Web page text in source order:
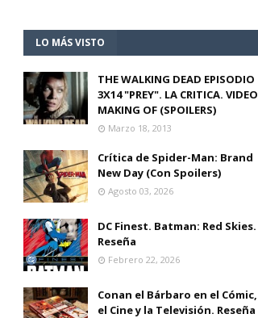
LO MÁS VISTO
THE WALKING DEAD EPISODIO
3X14 "PREY". LA CRITICA. VIDEO
MAKING OF (SPOILERS)
Marzo 18, 2013
Crítica de Spider-Man: Brand
New Day (Con Spoilers)
Agosto 03, 2026
DC Finest. Batman: Red Skies.
Reseña
Febrero 22, 2026
Conan el Bárbaro en el Cómic,
el Cine y la Televisión. Reseña